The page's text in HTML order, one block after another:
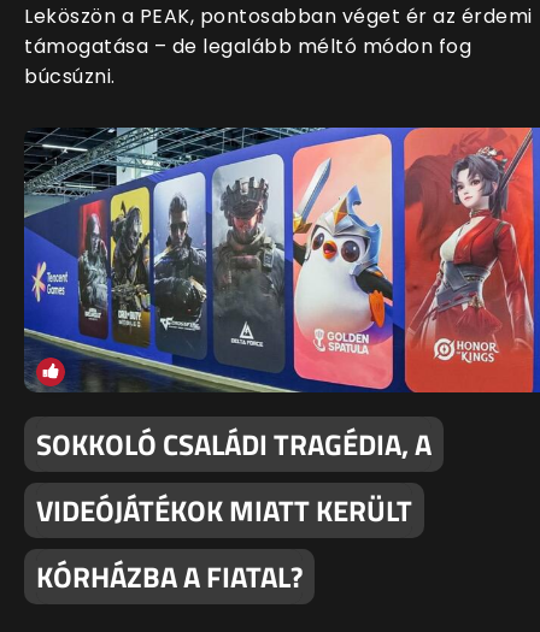
Leköszön a PEAK, pontosabban véget ér az érdemi
támogatása – de legalább méltó módon fog
búcsúzni.
SOKKOLÓ CSALÁDI TRAGÉDIA, A
VIDEÓJÁTÉKOK MIATT KERÜLT
KÓRHÁZBA A FIATAL?